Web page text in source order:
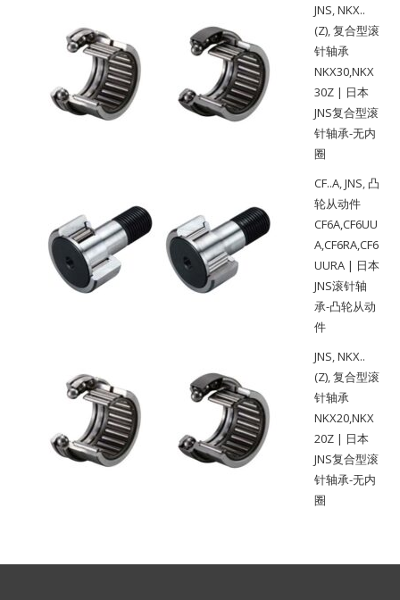
JNS,NKX..
(Z),复合型滚
针轴承
NKX30,NKX
30Z | 日本
JNS复合型滚
针轴承-无内
圈
CF..A,JNS, 凸
轮从动件
CF6A,CF6UU
A,CF6RA,CF6
UURA | 日本
JNS滚针轴
承-凸轮从动
件
JNS,NKX..
(Z),复合型滚
针轴承
NKX20,NKX
20Z | 日本
JNS复合型滚
针轴承-无内
圈